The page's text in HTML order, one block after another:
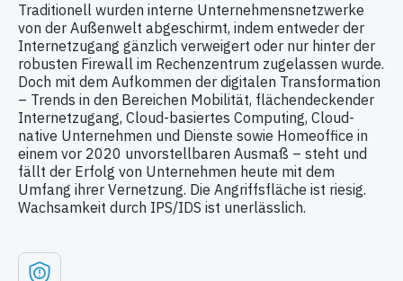
Traditionell wurden interne Unternehmensnetzwerke
von der Außenwelt abgeschirmt, indem entweder der
Internetzugang gänzlich verweigert oder nur hinter der
robusten Firewall im Rechenzentrum zugelassen wurde.
Doch mit dem Aufkommen der digitalen Transformation
– Trends in den Bereichen Mobilität, flächendeckender
Internetzugang, Cloud-basiertes Computing, Cloud-
native Unternehmen und Dienste sowie Homeoffice in
einem vor 2020 unvorstellbaren Ausmaß – steht und
fällt der Erfolg von Unternehmen heute mit dem
Umfang ihrer Vernetzung. Die Angriffsfläche ist riesig.
Wachsamkeit durch IPS/IDS ist unerlässlich.